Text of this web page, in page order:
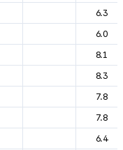
6.3
6.0
8.1
8.3
7.8
7.8
6.4